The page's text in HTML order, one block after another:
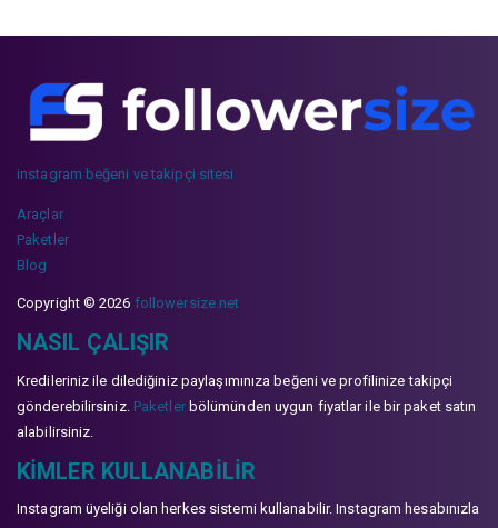
instagram beğeni ve takipçi sitesi
Araçlar
Paketler
Blog
Copyright © 2026 followersize.net
NASIL ÇALIŞIR
Kredileriniz ile dilediğiniz paylaşımınıza beğeni ve profilinize takipçi
gönderebilirsiniz. Paketlerbölümünden uygun fiyatlar ile bir paket satın
alabilirsiniz.
KIMLER KULLANABILIR
Instagram üyeliği olan herkes sistemi kullanabilir. Instagram hesabınızla